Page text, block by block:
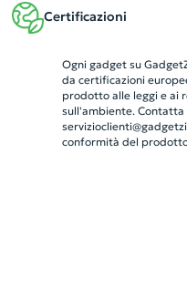
Certificazioni
Ogni gadget su
da certificazioni
prodotto alle leggi e ai
sull'ambiente. Contatta
conformità del